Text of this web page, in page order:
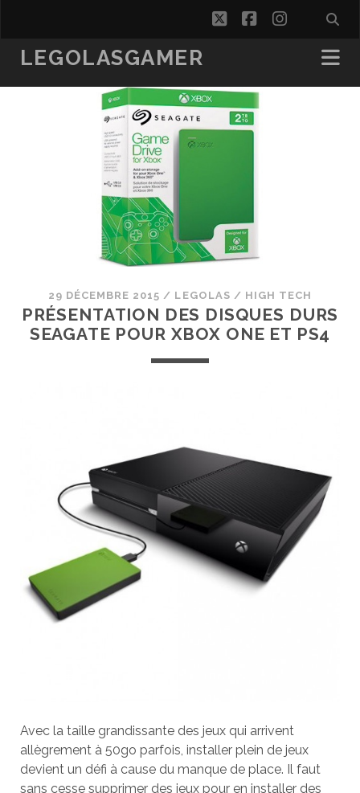
twitterfacebook
LEGOLASGAMER
29 DÉCEMBRE 2015 / LEGOLAS / HIGH TECH
PRÉSENTATION DES DISQUES DURS
SEAGATE POUR XBOX ONE ET PS4
Avec la taille grandissante des jeux qui arrivent
allègrement à 50go parfois, installer plein de jeux
devient un défi à cause du manque de place. Il faut
sans cesse supprimer des jeux pour en installer des